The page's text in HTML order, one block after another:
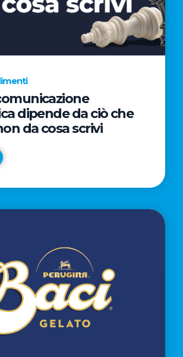
AL
CINEMA
NELLA
CAMPAGNA
REGISTA
PREMIO
OSCAR®
dipende da ciò che
da cosa scrivi